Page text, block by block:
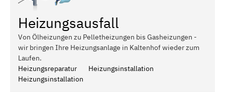
Heizungsausfall
Von Ölheizungen zu Pelletheizungen bis Gasheizungen -
wir bringen Ihre Heizungsanlage in Kaltenhof wieder zum
Laufen.
Heizungsreparatur
Heizungsinstallation
Heizungsinstallation